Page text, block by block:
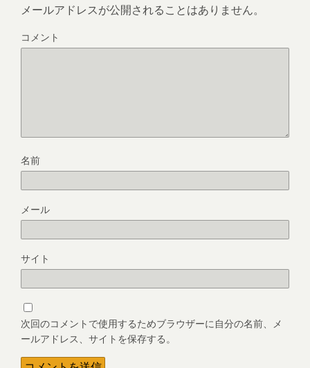
メールアドレスが公開されることはありません。
コメント
名前
メール
サイト
次回のコメントで使用するためブラウザーに自分の名前、メ
ールアドレス、サイトを保存する。